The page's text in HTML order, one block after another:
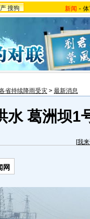
搜狗 新闻 -
省持续降雨受灾 > 最新消息
水 葛洲坝1
[我
网